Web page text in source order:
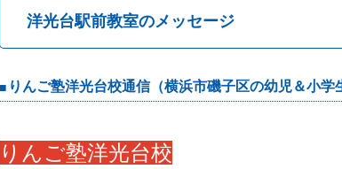
洋光台駅前教室のメッセージ
りんご塾洋光台校通信（横浜市磯子区の幼児＆小
りんご塾洋光台校